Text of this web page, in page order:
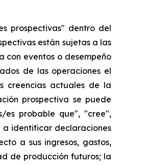
prospectivas" dentro del
están sujetas a las
con eventos o desempeño
de las operaciones el
creencias actuales de la
prospectiva se puede
es probable que", "cree",
identificar declaraciones
a sus ingresos, gastos,
de producción futuros; la